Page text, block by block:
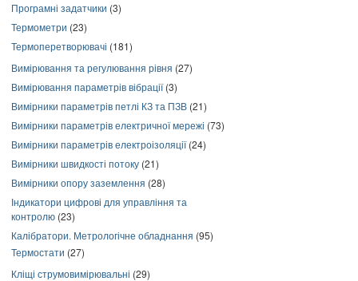
Програмні задатчики (3)
Термометри (23)
Термоперетворювачі (181)
Вимірювання та регулювання рівня (27)
Вимірювання параметрів вібрації(3)
Вимірники параметрів петлі КЗ та ПЗВ (21)
Вимірники параметрів електричної мережі (73)
Вимірники параметрів електроізоляції(24)
Вимірники швидкості потоку (21)
Вимірники опору заземлення (28)
Індикатори цифрові для управління та
контролю (23)
Калібратори. Метрологічне обладнання (95)
Термостати (27)
Кліщі струмовимірювальні (29)